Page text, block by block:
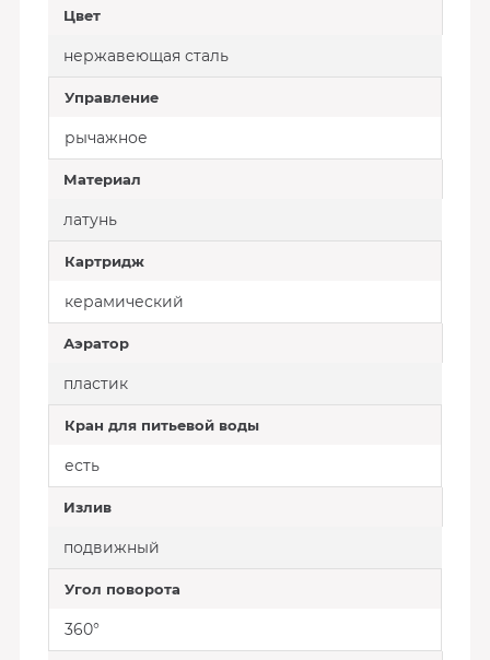
Цвет
нержавеющая сталь
Управление
рычажное
Материал
латунь
Картридж
керамический
Аэратор
пластик
Кран для питьевой воды
есть
Излив
подвижный
Угол поворота
360°